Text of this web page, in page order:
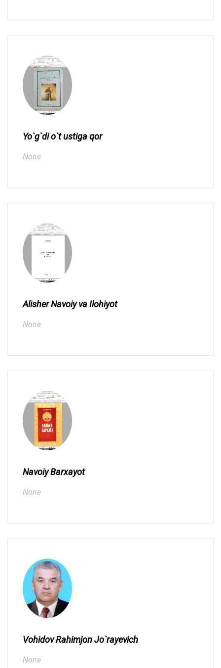
Yo`g`di o`t ustiga qor
None
Alisher Navoiy va Ilohiyot
None
Navoiy Barxayot
None
Vohidov Rahimjon Jo`rayevich
None